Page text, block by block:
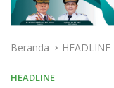
Beranda HEADLINE
HEADLINE